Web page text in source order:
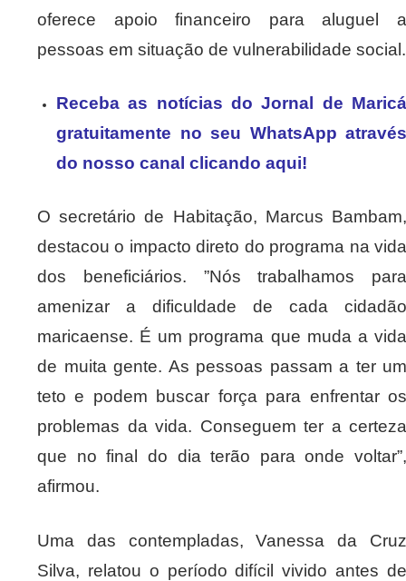
oferece apoio financeiro para aluguel a
pessoas em situação de vulnerabilidade social.
Receba as notícias do Jornal de Maricá
gratuitamente no seu WhatsApp através
do nosso canal clicando aqui!
O secretário de Habitação, Marcus Bambam,
destacou o impacto direto do programa na vida
dos beneficiários. ”Nós trabalhamos para
amenizar a dificuldade de cada cidadão
maricaense. É um programa que muda a vida
de muita gente. As pessoas passam a ter um
teto e podem buscar força para enfrentar os
problemas da vida. Conseguem ter a certeza
que no final do dia terão para onde voltar”,
afirmou.
Uma das contempladas, Vanessa da Cruz
Silva, relatou o período difícil vivido antes de